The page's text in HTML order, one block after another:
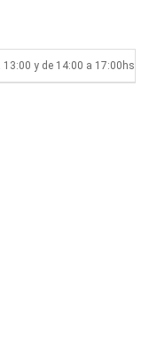
13:00 y de 14:00 a 17:00hs